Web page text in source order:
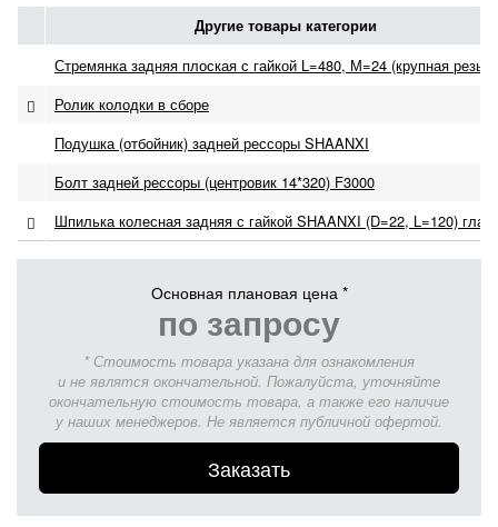
Другие товары категории
Стремянка задняя плоская с гайкой L=480, М=24 (крупная
Ролик колодки в сборе
Подушка (отбойник) задней рессоры SHAANXI
Болт задней рессоры (центровик 14*320) F3000
Шпилька колесная задняя с гайкой SHAANXI (D=22, L=120)
Основная плановая цена *
по запросу
* Стоимость товара указана для ознакомления
и не являтся окончательной. Пожалуйста, уточняйте
окончательную стоимость товара, а также его наличие
у наших менеджеров. Не является публичной офертой.
Заказать